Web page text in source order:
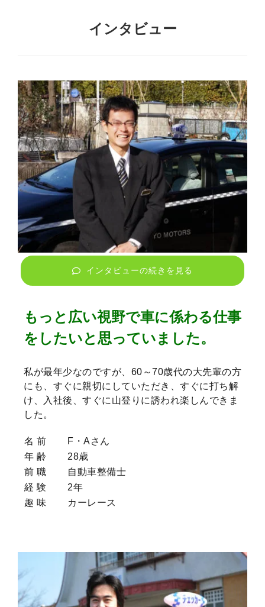
インタビュー
インタビューの続きを見る
もっと広い視野で車に係わる仕事
をしたいと思っていました。
私が最年少なのですが、60～70歳代の大先輩の方
にも、すぐに親切にしていただき、すぐに打ち解
け、入社後、すぐに山登りに誘われ楽しんできま
した。
名 前
F・Aさん
年 齢
28歳
前 職
自動車整備士
経 験
2年
趣 味
カーレース